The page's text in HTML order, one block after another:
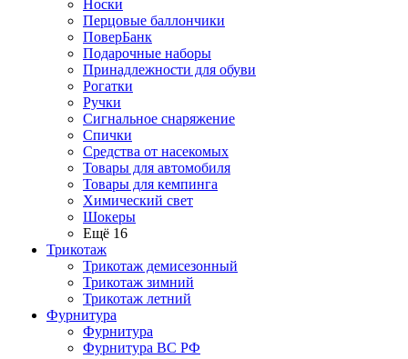
Носки
Перцовые баллончики
ПоверБанк
Подарочные наборы
Принадлежности для обуви
Рогатки
Ручки
Сигнальное снаряжение
Спички
Средства от насекомых
Товары для автомобиля
Товары для кемпинга
Химический свет
Шокеры
Ещё 16
Трикотаж
Трикотаж демисезонный
Трикотаж зимний
Трикотаж летний
Фурнитура
Фурнитура
Фурнитура ВС РФ